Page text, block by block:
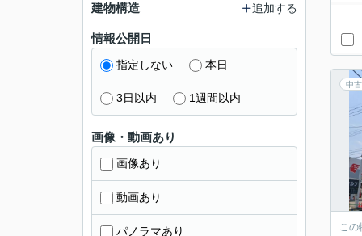
中
この
建物構造 追加する
情報公開日
指定しない 本日
3日以内 1週間以内
画像・動画あり
画像あり
動画あり
パノラマあり